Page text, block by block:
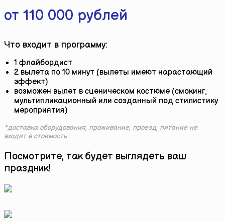
от 110 000 рублей
Что входит в программу:
1 флайбордист
2 вылета по 10 минут (вылеты имеют нарастающий
эффект)
возможен вылет в сценическом костюме (смокинг,
мультипликационный или созданный под стилистику
мероприятия)
*доставка оборудования, проживание, проезд, питание не
входит в стоимость
Посмотрите, так будет выглядеть ваш
праздник!